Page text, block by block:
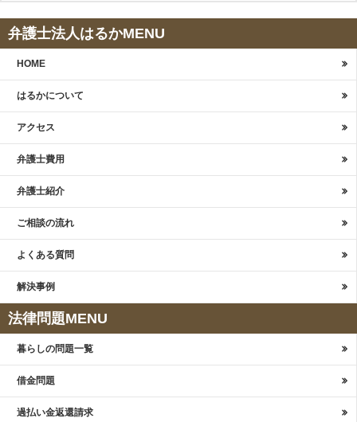
弁護士法人はるかMENU
HOME
はるかについて
アクセス
弁護士費用
弁護士紹介
ご相談の流れ
よくある質問
解決事例
法律問題MENU
暮らしの問題一覧
借金問題
過払い金返還請求